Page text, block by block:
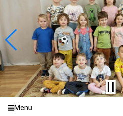
Menu